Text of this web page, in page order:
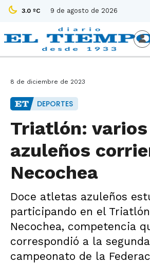
3.0 ºC 9 de agosto de 2026
8 de diciembre de 2023
DEPORTES
Triatlón: varios
azuleños
Necochea
Doce atletas azuleños
participando en el
Necochea, competencia
correspondió a la
campeonato de la